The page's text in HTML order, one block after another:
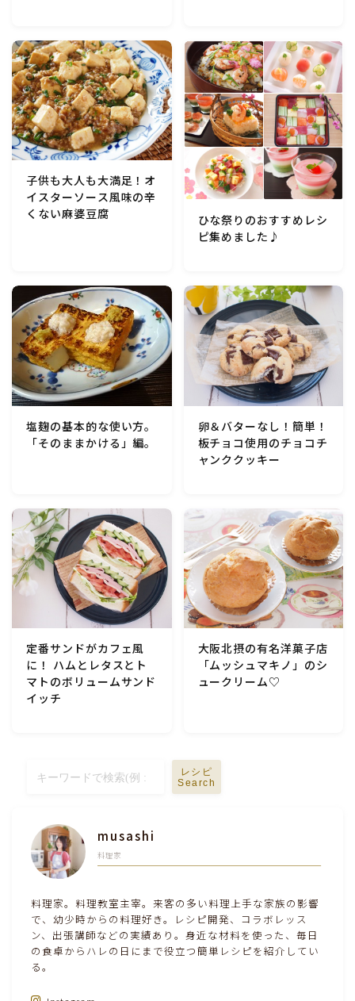
お弁当
漬物・ピクルス・保存食・発酵食品
圧力鍋使用の料理
ソース・ドレッシング・たれ・ディップ類
テーブルコーディネート・食器・調理器具
住・インテリア・小物・植物
離乳食・キッズメニュー
育児徒然
子供も大人も大満足！オ
イスターソース風味の辛
くない麻婆豆腐
ひな祭りのおすすめレシ
ピ集めました♪
塩麹の基本的な使い方。
「そのままかける」編。
卵＆バターなし！簡単！
板チョコ使用のチョコチ
ャンククッキー
定番サンドがカフェ風
に！ ハムとレタスとト
マトのボリュームサンド
イッチ
大阪北摂の有名洋菓子店
「ムッシュマキノ」のシ
ュークリーム♡
レシピ
Search
musashi
料理家
料理家。料理教室主宰。来客の多い料理上手な家族の影響
で、幼少時からの料理好き。レシピ開発、コラボレッス
ン、出張講師などの実績あり。身近な材料を使った、毎日
の食卓からハレの日にまで役立つ簡単レシピを紹介してい
る。